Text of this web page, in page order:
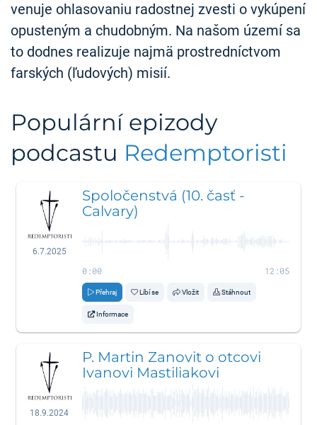
venuje ohlasovaniu radostnej zvesti o vykúpení
opusteným a chudobným. Na našom území sa
to dodnes realizuje najmä prostredníctvom
farských (ľudových) misií.
Populární epizody
podcastu Redemptoristi
6.7.2025
Spoločenstvá (10. časť -
Calvary)
0:00 12:05
Přehraj Líbí se Vložit Stáhnout
Informace
18.9.2024
P. Martin Zanovit o otcovi
Ivanovi Mastiliakovi